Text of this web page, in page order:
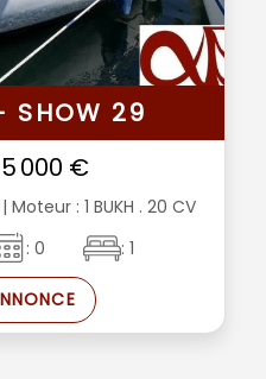
SHOW 29
000 €
| Moteur : 1 BUKH . 20 CV
: 0 : 1